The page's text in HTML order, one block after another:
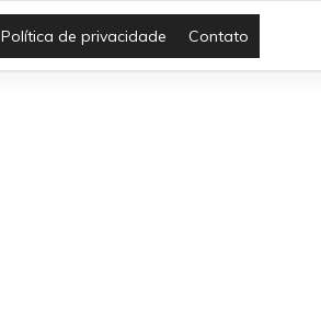
Política de privacidade Contato